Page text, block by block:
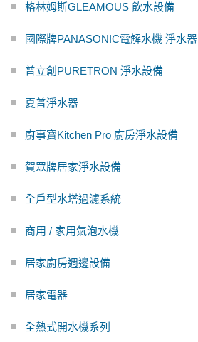
格林姆斯GLEAMOUS 飲水設備
國際牌PANASONIC電解水機 淨水器
普立創PURETRON 淨水設備
夏普淨水器
廚事寶Kitchen Pro 廚房淨水設備
賀眾牌居家淨水設備
全戶型水塔過濾系統
商用 / 家用氣泡水機
居家廚房週邊設備
居家電器
全熱式開水機系列